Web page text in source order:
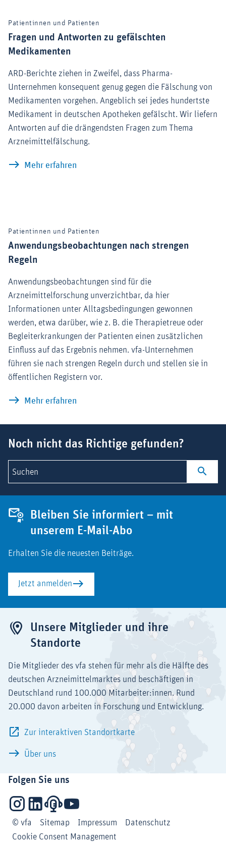
Patientinnen und Patienten
Fragen und Antworten zu gefälschten
Medikamenten
ARD-Berichte ziehen in Zweifel, dass Pharma-
Unternehmen konsequent genug gegen die Fälschung von
Medikamenten vorgehen. Angeblich sei jedes hundertste
Medikament in deutschen Apotheken gefälscht. Wir liefern
Antworten auf die drängendsten Fragen zum Thema
Arzneimittelfälschung.
Mehr erfahren
Patientinnen und Patienten
Anwendungsbeobachtungen nach strengen
Regeln
Anwendungsbeobachtungen sind für die
Arzneimittelforschung unverzichtbar, da hier
Informationen unter Alltagsbedingungen gewonnen
werden, etwa darüber, wie z. B. die Therapietreue oder
Begleiterkrankungen der Patienten einen zusätzlichen
Einfluss auf das Ergebnis nehmen. vfa-Unternehmen
führen sie nach strengen Regeln durch und stellen sie in
öffentlichen Registern vor.
Mehr erfahren
Noch nicht das Richtige gefunden?
Suchen
Bleiben Sie informiert – mit
unserem E-Mail-Abo
Erhalten Sie die neuesten Beiträge.
Jetzt anmelden
Unsere Mitglieder und ihre
Standorte
Die Mitglieder des vfa stehen für mehr als die Hälfte des
deutschen Arzneimittelmarktes und beschäftigen in
Deutschland rund 100.000 Mitarbeiter:innen. Rund
20.000 davon arbeiten in Forschung und Entwicklung.
Zur interaktiven Standortkarte
Über uns
Folgen Sie uns
InstagramLinkedInPodcastsYouTube
© vfa
Sitemap Impressum
Datenschutz
Cookie Consent Management